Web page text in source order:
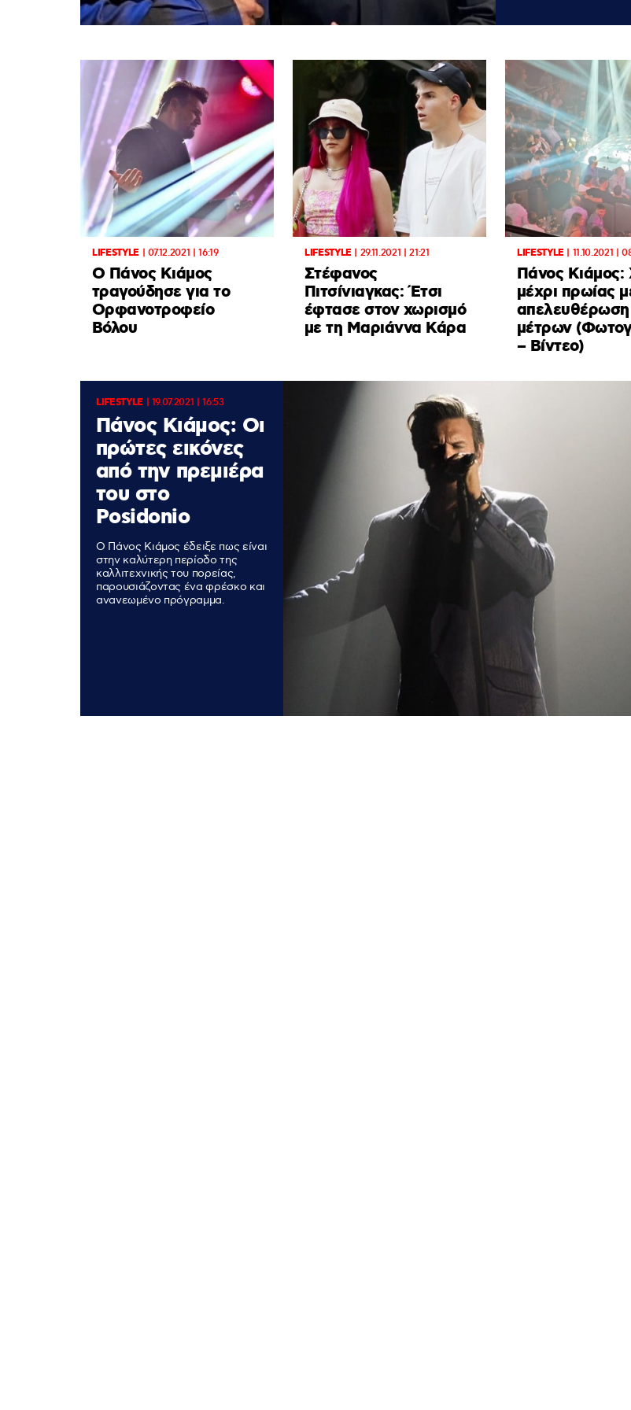
LIFESTYLE| 07.12.2021 | 16:19
Ο Πάνος Κιάμος
τραγούδησε για το
Ορφανοτροφείο
Βόλου
LIFESTYLE| 29.11.2021 | 21:21
Στέφανος
Πιτσίνιαγκας: Έτσι
έφτασε στον χωρισμό
με τη Μαριάννα Κάρα
LIFESTYLE| 11.10.2021 |
Πάνος Κιάμος:
μέχρι πρωίας
μέτρων
– Βίντεο)
LIFESTYLE| 19.07.2021 | 16:53
Πάνος Κιάμος: Οι
πρώτες εικόνες
από την πρεμιέρα
του στο
Posidonio
Ο Πάνος Κιάμος έδειξε πως είναι
στην καλύτερη περίοδο της
καλλιτεχνικής του πορείας,
παρουσιάζοντας ένα φρέσκο και
ανανεωμένο πρόγραμμα.